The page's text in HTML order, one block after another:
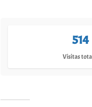
514
Visitas